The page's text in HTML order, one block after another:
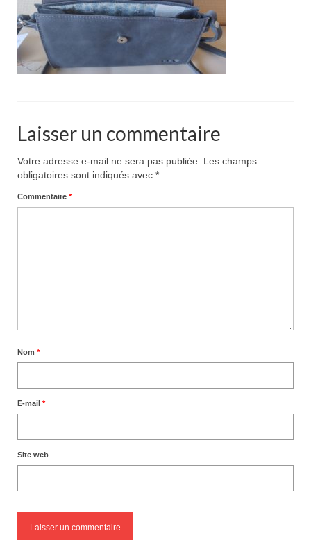
Pour acheter
Contact
Laisser un commentaire
Votre adresse e-mail ne sera pas publiée.
Les champs
obligatoires sont indiqués avec *
Commentaire *
Nom *
E-mail *
Site web